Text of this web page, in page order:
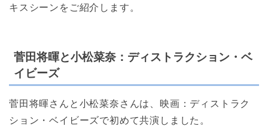
キスシーンをご紹介します。
菅田将暉と小松菜奈：ディストラクション・ベ
イビーズ
菅田将暉さんと小松菜奈さんは、映画：ディストラク
ション・ベイビーズで初めて共演しました。